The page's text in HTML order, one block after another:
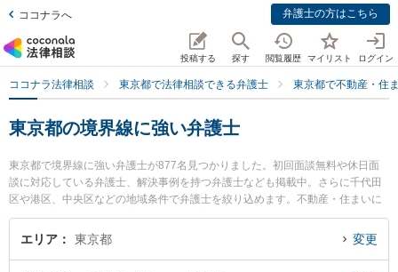
ココナラへ 弁護士の方はこちら
投稿する 探す 閲覧履歴 マイリスト ログイン
ココナラ法律相談 東京都で法律相談できる弁護士 東京都で不動産・住
東京都の境界線に強い弁護士
東京都で境界線に強い弁護士が877名見つかりました。初回面談無料や休日面
談に対応している弁護士、解決事例を持つ弁護士なども掲載中。さらに千代田
区や港区、中央区などの地域条件で弁護士を絞り込めます。不動産・住まいに
関係する立ち退き交渉や家賃交渉、不動産契約解除等の細かな分野での絞り込
み検索もでき便利です。特に吉田修平法律事務所の鈴木 崇裕弁護士やAZ MOR
エリア 東京都 変更